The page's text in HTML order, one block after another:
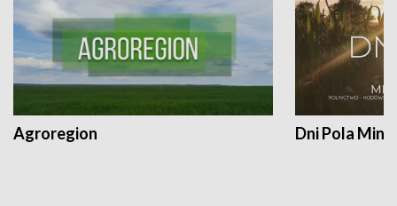
Agroregion Dni Pola